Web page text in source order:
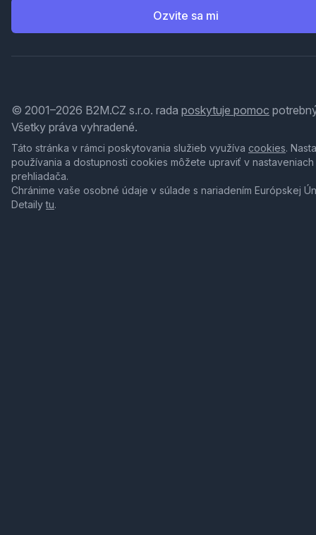
Ozvite sa mi
© 2001–2026 B2M.CZ s.r.o. rada poskytuje pomoc
Všetky práva vyhradené.
Táto stránka v rámci poskytovania služieb využíva cookies.
používania a dostupnosti cookies môžete upraviť v nastaveniach
prehliadača.
Chránime vaše osobné údaje v súlade s nariadením Európskej
Detailytu.